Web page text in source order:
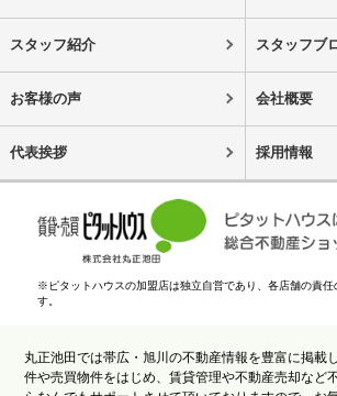
スタッフ紹介 スタッフブ
お客様の声 会社概要
代表挨拶 採用情報
※ピタットハウスの加盟店は独立自営であり、各店舗の責任
す。
丸正池田では帯広・旭川の不動産情報を豊富に掲載
件や売買物件をはじめ、賃貸管理や不動産売却など